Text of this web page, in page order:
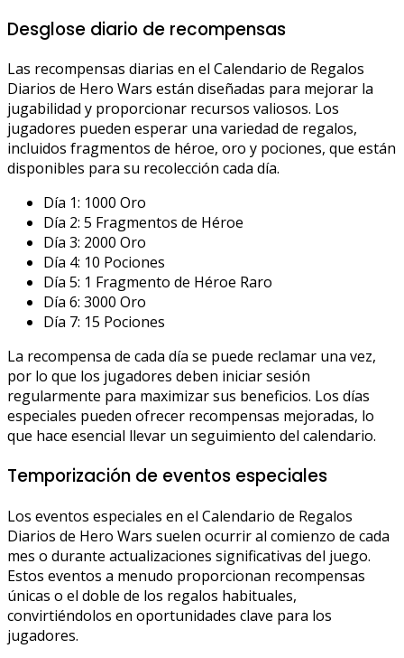
Desglose diario de recompensas
Las recompensas diarias en el Calendario de Regalos
Diarios de Hero Wars están diseñadas para mejorar la
jugabilidad y proporcionar recursos valiosos. Los
jugadores pueden esperar una variedad de regalos,
incluidos fragmentos de héroe, oro y pociones, que están
disponibles para su recolección cada día.
Día 1: 1000 Oro
Día 2: 5 Fragmentos de Héroe
Día 3: 2000 Oro
Día 4: 10 Pociones
Día 5: 1 Fragmento de Héroe Raro
Día 6: 3000 Oro
Día 7: 15 Pociones
La recompensa de cada día se puede reclamar una vez,
por lo que los jugadores deben iniciar sesión
regularmente para maximizar sus beneficios. Los días
especiales pueden ofrecer recompensas mejoradas, lo
que hace esencial llevar un seguimiento del calendario.
Temporización de eventos especiales
Los eventos especiales en el Calendario de Regalos
Diarios de Hero Wars suelen ocurrir al comienzo de cada
mes o durante actualizaciones significativas del juego.
Estos eventos a menudo proporcionan recompensas
únicas o el doble de los regalos habituales,
convirtiéndolos en oportunidades clave para los
jugadores.